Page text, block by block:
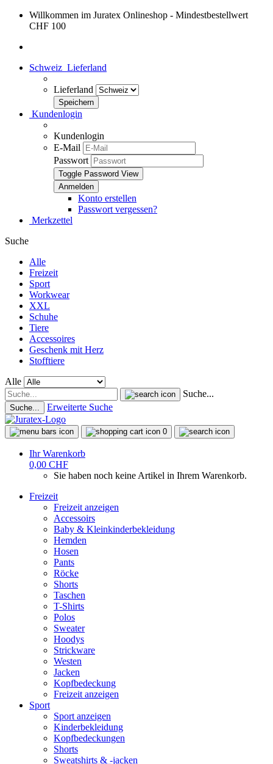
Willkommen im Juratex Onlineshop - Mindestbestellwert
CHF 100
Schweiz Lieferland
Lieferland
Kundenlogin
Kundenlogin
E-Mail
Passwort
Toggle Password View
Konto erstellen
Passwort vergessen?
Merkzettel
Suche
Alle
Freizeit
Sport
Workwear
XXL
Schuhe
Tiere
Accessoires
Geschenk mit Herz
Stofftiere
Alle
Suche...
Suche... Erweiterte Suche
0
Ihr Warenkorb
0,00 CHF
Sie haben noch keine Artikel in Ihrem Warenkorb.
Freizeit
Freizeit anzeigen
Accessoirs
Baby & Kleinkinderbekleidung
Hemden
Hosen
Pants
Röcke
Shorts
Taschen
T-Shirts
Polos
Sweater
Hoodys
Strickware
Westen
Jacken
Kopfbedeckung
Freizeit anzeigen
Sport
Sport anzeigen
Kinderbekleidung
Kopfbedeckungen
Shorts
Sweatshirts & -jacken